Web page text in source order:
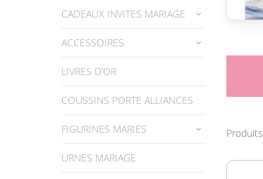
CADEAUX INVITES MARIAGE
ACCESSOIRES
LIVRES D’OR
COUSSINS PORTE ALLIANCES
FIGURINES MARIES
URNES MARIAGE
Produits